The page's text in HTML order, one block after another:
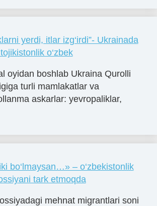
yerdi, itlar izg‘irdi”- Ukrainada
o‘zbek
oyidan boshlab Ukraina Qurolli
turli mamlakatlar va
askarlar: yevropaliklar,
bo‘lmaysan…» – o‘zbekistonlik
tark etmoqda
mehnat migrantlari soni